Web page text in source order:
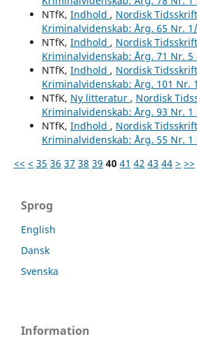
NTfK, Indhold , Nordisk
Kriminalvidenskab: Årg. 65 Nr.
NTfK, Indhold , Nordisk
Kriminalvidenskab: Årg. 71 Nr. 5
NTfK, Indhold , Nordisk
Kriminalvidenskab: Årg. 101 Nr.
NTfK, Ny litteratur , Nordisk
Kriminalvidenskab: Årg. 93 Nr. 1
NTfK, Indhold , Nordisk
Kriminalvidenskab: Årg. 55 Nr. 1
<< < 35 36 37 38 39 40 41 42 43 44 > >>
Sprog
English
Dansk
Svenska
Information